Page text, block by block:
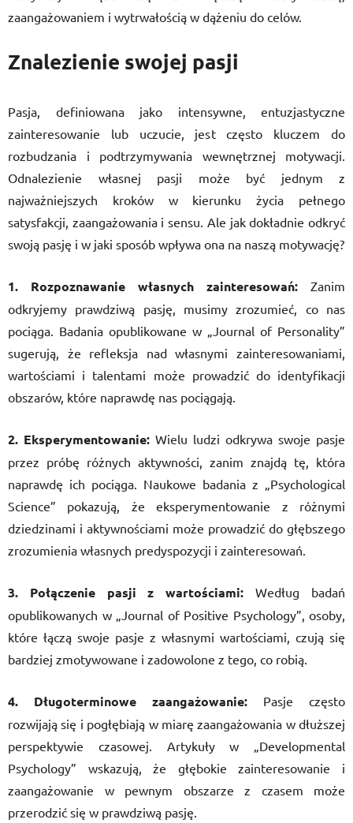
zaangażowaniem i wytrwałością w dążeniu do celów.
Znalezienie swojej pasji
Pasja, definiowana jako intensywne, entuzjastyczne
zainteresowanie lub uczucie, jest często kluczem do
rozbudzania i podtrzymywania wewnętrznej motywacji.
Odnalezienie własnej pasji może być jednym z
najważniejszych kroków w kierunku życia pełnego
satysfakcji, zaangażowania i sensu. Ale jak dokładnie odkryć
swoją pasję i w jaki sposób wpływa ona na naszą motywację?
1. Rozpoznawanie własnych zainteresowań: Zanim
odkryjemy prawdziwą pasję, musimy zrozumieć, co nas
pociąga. Badania opublikowane w „Journal of Personality”
sugerują, że refleksja nad własnymi zainteresowaniami,
wartościami i talentami może prowadzić do identyfikacji
obszarów, które naprawdę nas pociągają.
2. Eksperymentowanie: Wielu ludzi odkrywa swoje pasje
przez próbę różnych aktywności, zanim znajdą tę, która
naprawdę ich pociąga. Naukowe badania z „Psychological
Science” pokazują, że eksperymentowanie z różnymi
dziedzinami i aktywnościami może prowadzić do głębszego
zrozumienia własnych predyspozycji i zainteresowań.
3. Połączenie pasji z wartościami: Według badań
opublikowanych w „Journal of Positive Psychology”, osoby,
które łączą swoje pasje z własnymi wartościami, czują się
bardziej zmotywowane i zadowolone z tego, co robią.
4. Długoterminowe zaangażowanie: Pasje często
rozwijają się i pogłębiają w miarę zaangażowania w dłuższej
perspektywie czasowej. Artykuły w „Developmental
Psychology” wskazują, że głębokie zainteresowanie i
zaangażowanie w pewnym obszarze z czasem może
przerodzić się w prawdziwą pasję.